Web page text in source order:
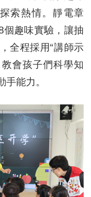
索熱情。靜電章
個趣味實驗，讓抽
全程採用“講師示
會孩子們科學知
能力。